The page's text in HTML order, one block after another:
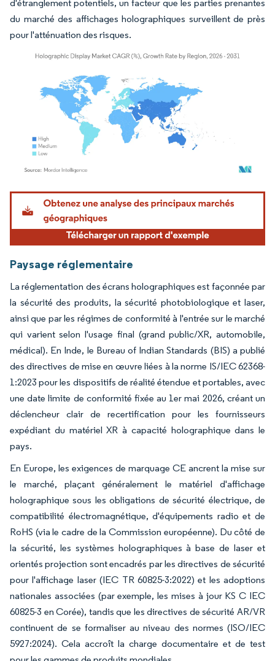
d'étranglement potentiels, un facteur que les parties prenantes
du marché des affichages holographiques surveillent de près
pour l'atténuation des risques.
Image © Mordor Intelligence. La réutilisation nécessite une attribution sous CC BY
Paysage réglementaire
La réglementation des écrans holographiques est façonnée par
la sécurité des produits, la sécurité photobiologique et laser,
ainsi que par les régimes de conformité à l'entrée sur le marché
qui varient selon l'usage final (grand public/XR, automobile,
médical). En Inde, le Bureau of Indian Standards (BIS) a publié
des directives de mise en œuvre liées à la norme IS/IEC 62368-
1:2023 pour les dispositifs de réalité étendue et portables, avec
une date limite de conformité fixée au 1er mai 2026, créant un
déclencheur clair de recertification pour les fournisseurs
expédiant du matériel XR à capacité holographique dans le
pays.
En Europe, les exigences de marquage CE ancrent la mise sur
le marché, plaçant généralement le matériel d'affichage
holographique sous les obligations de sécurité électrique, de
compatibilité électromagnétique, d'équipements radio et de
RoHS (via le cadre de la Commission européenne). Du côté de
la sécurité, les systèmes holographiques à base de laser et
orientés projection sont encadrés par les directives de sécurité
pour l'affichage laser (IEC TR 60825-3:2022) et les adoptions
nationales associées (par exemple, les mises à jour KS C IEC
60825-3 en Corée), tandis que les directives de sécurité AR/VR
continuent de se formaliser au niveau des normes (ISO/IEC
5927:2024). Cela accroît la charge documentaire et de test